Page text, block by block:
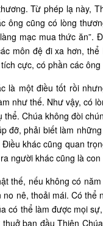
Từ phép lạ này,
ông cũng có lòng
mạc mua thức
môn đệ đi xa hơn,
cực, có phần các ông
là một điều tốt rồi
như thế. Như vậy, có
Chúa không đòi
đỡ, phải biết làm
khác cũng quan
người khác cũng là
thế, nếu không có
nê, thoải mái. Có
có thể làm được mọi
ban đầu Thiên